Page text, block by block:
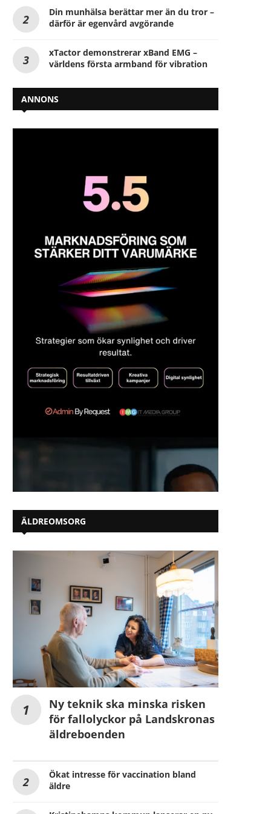
Din munhälsa berättar mer än du tror –
därför är egenvård avgörande
xTactor demonstrerar xBand EMG –
världens första armband för vibration
ANNONS
ÄLDREOMSORG
Ny teknik ska minska risken
för fallolyckor på Landskronas
äldreboenden
Ökat intresse för vaccination bland
äldre